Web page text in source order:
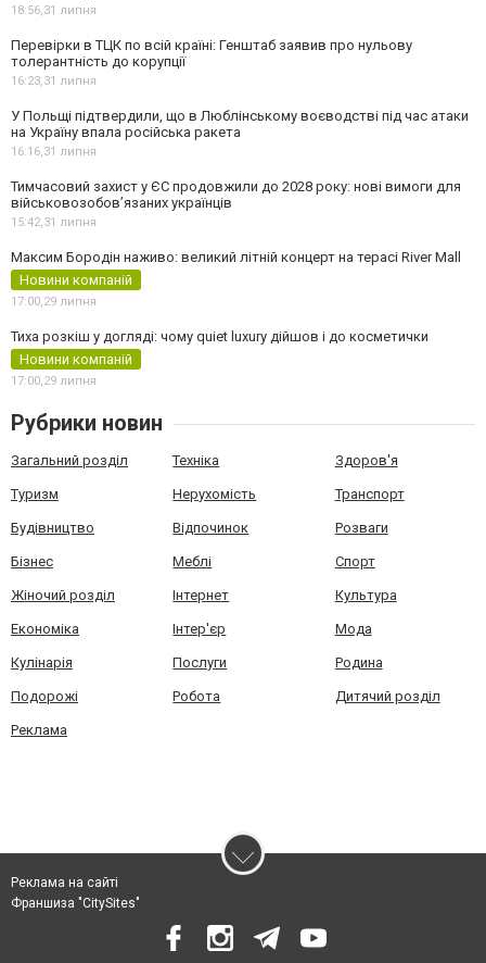
18:56,31 липня
Перевірки в ТЦК по всій країні: Генштаб заявив про нульову
толерантність до корупції
16:23,31 липня
У Польщі підтвердили, що в Люблінському воєводстві під час атаки
на Україну впала російська ракета
16:16,31 липня
Тимчасовий захист у ЄС продовжили до 2028 року: нові вимоги для
військовозобов’язаних українців
15:42,31 липня
Максим Бородін наживо: великий літній концерт на терасі River Mall
Новини компаній
17:00,29 липня
Тиха розкіш у догляді: чому quiet luxury дійшов і до косметички
Новини компаній
17:00,29 липня
Рубрики новин
Загальний розділ Техніка Здоров'я
Туризм Нерухомість Транспорт
Будівництво Відпочинок Розваги
Бізнес Меблі Спорт
Жіночий розділ Інтернет Культура
Економіка Інтер'єр Мода
Кулінарія Послуги Родина
Подорожі Робота Дитячий розділ
Реклама
Реклама на сайті
Франшиза "CitySites"